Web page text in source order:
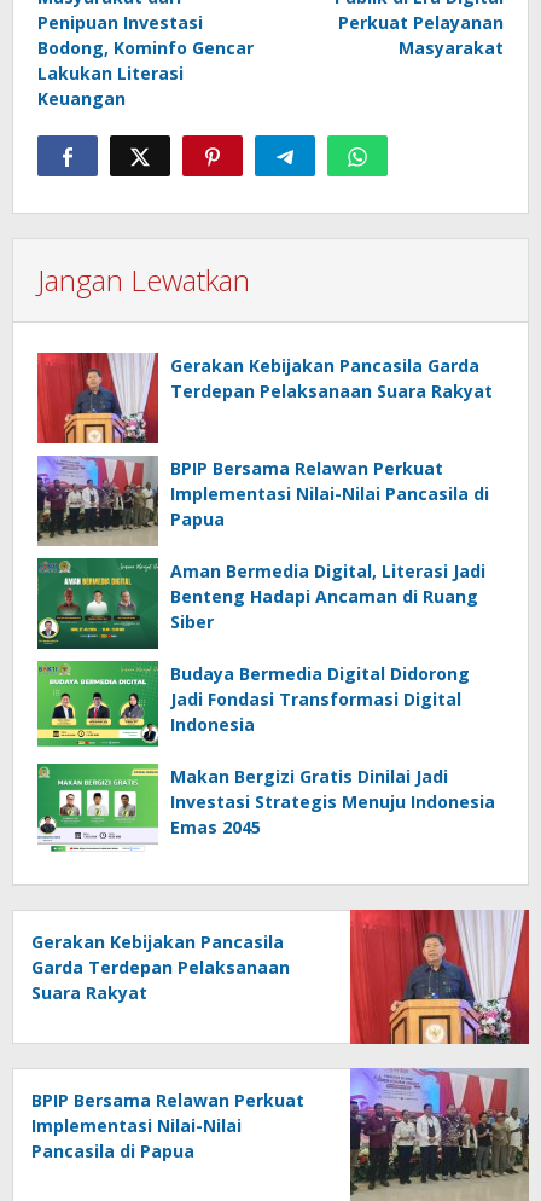
Penipuan Investasi
Bodong, Kominfo Gencar
Lakukan Literasi
Keuangan
Perkuat Pelayanan
Masyarakat
Jangan Lewatkan
Gerakan Kebijakan Pancasila Garda
Terdepan Pelaksanaan Suara Rakyat
BPIP Bersama Relawan Perkuat
Implementasi Nilai-Nilai Pancasila di
Papua
Aman Bermedia Digital, Literasi Jadi
Benteng Hadapi Ancaman di Ruang
Siber
Budaya Bermedia Digital Didorong
Jadi Fondasi Transformasi Digital
Indonesia
Makan Bergizi Gratis Dinilai Jadi
Investasi Strategis Menuju Indonesia
Emas 2045
Gerakan Kebijakan Pancasila
Garda Terdepan Pelaksanaan
Suara Rakyat
BPIP Bersama Relawan Perkuat
Implementasi Nilai-Nilai
Pancasila di Papua